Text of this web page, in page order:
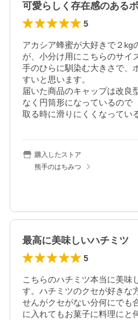
可愛らしく存在感のある
5
アカシア蜂蜜が大好きで２kg
が、小分け用にこちらのサイ
手のひらに馴染む大きさで、
すいと思います。
届いた商品のキャップは改良
なく円筒形になっているので
取る時に滑りにくくなってい
購入したストア
熊手のはちみつ
最高に美味しいハチミツ
5
こちらのハチミツ本当に美味
す。ハチミツのクセが好きな
せんがクセがない分何にでも
に入れてもお菓子に料理にと